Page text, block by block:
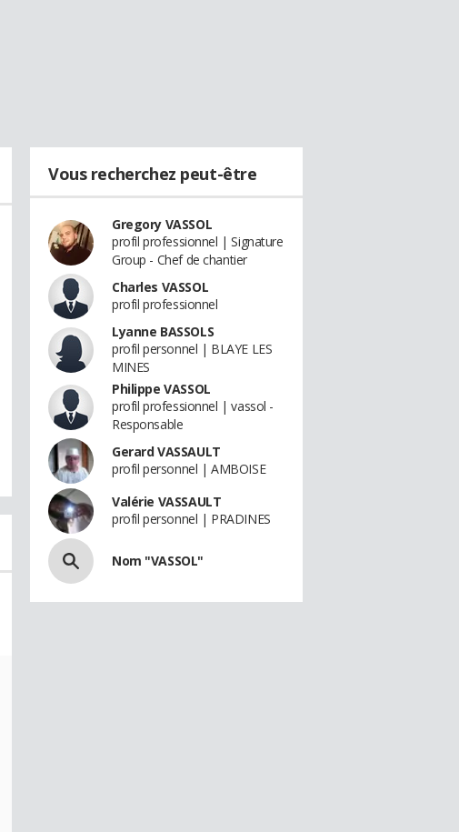
Vous recherchez peut-être
Gregory VASSOL
profil professionnel | Signature
Group - Chef de chantier
Charles VASSOL
profil professionnel
Lyanne BASSOLS
profil personnel | BLAYE LES
MINES
Philippe VASSOL
profil professionnel | vassol -
Responsable
Gerard VASSAULT
profil personnel | AMBOISE
Valérie VASSAULT
profil personnel | PRADINES
Nom "VASSOL"